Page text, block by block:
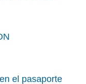
el pasaporte